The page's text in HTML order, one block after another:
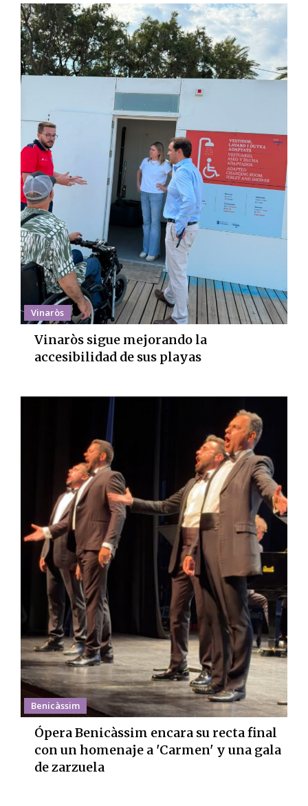
Vinaròs
Vinaròs sigue mejorando la
accesibilidad de sus playas
Benicàssim
Ópera Benicàssim encara su recta final
con un homenaje a 'Carmen' y una gala
de zarzuela